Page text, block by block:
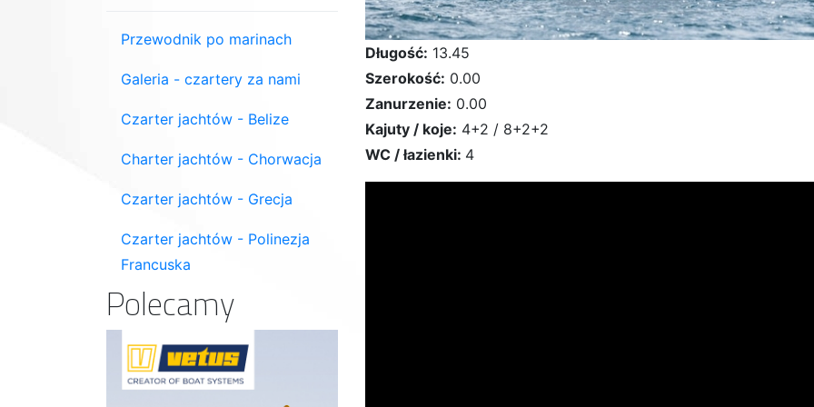
Długość: 13.45
Szerokość: 0.00
Zanurzenie: 0.00
Kajuty / koje: 4+2 / 8+2+2
WC / łazienki: 4
Przewodnik po marinach
Galeria - czartery za nami
Czarter jachtów - Belize
Charter jachtów - Chorwacja
Czarter jachtów - Grecja
Czarter jachtów - Polinezja
Francuska
Polecamy